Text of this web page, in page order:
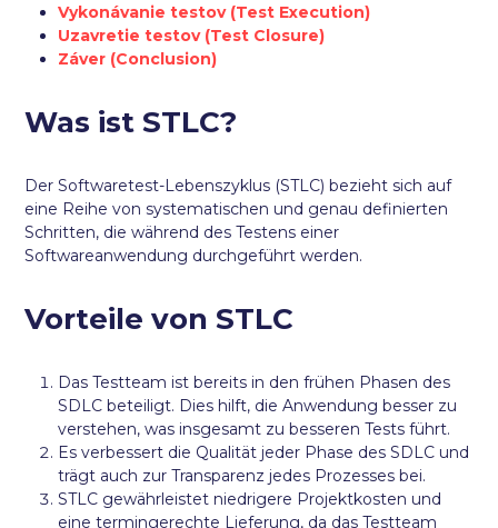
Vykonávanie testov (Test Execution)
Uzavretie testov (Test Closure)
Záver (Conclusion)
Was ist STLC?
Der Softwaretest-Lebenszyklus (STLC) bezieht sich auf
eine Reihe von systematischen und genau definierten
Schritten, die während des Testens einer
Softwareanwendung durchgeführt werden.
Vorteile von STLC
Das Testteam ist bereits in den frühen Phasen des
SDLC beteiligt. Dies hilft, die Anwendung besser zu
verstehen, was insgesamt zu besseren Tests führt.
Es verbessert die Qualität jeder Phase des SDLC und
trägt auch zur Transparenz jedes Prozesses bei.
STLC gewährleistet niedrigere Projektkosten und
eine termingerechte Lieferung, da das Testteam